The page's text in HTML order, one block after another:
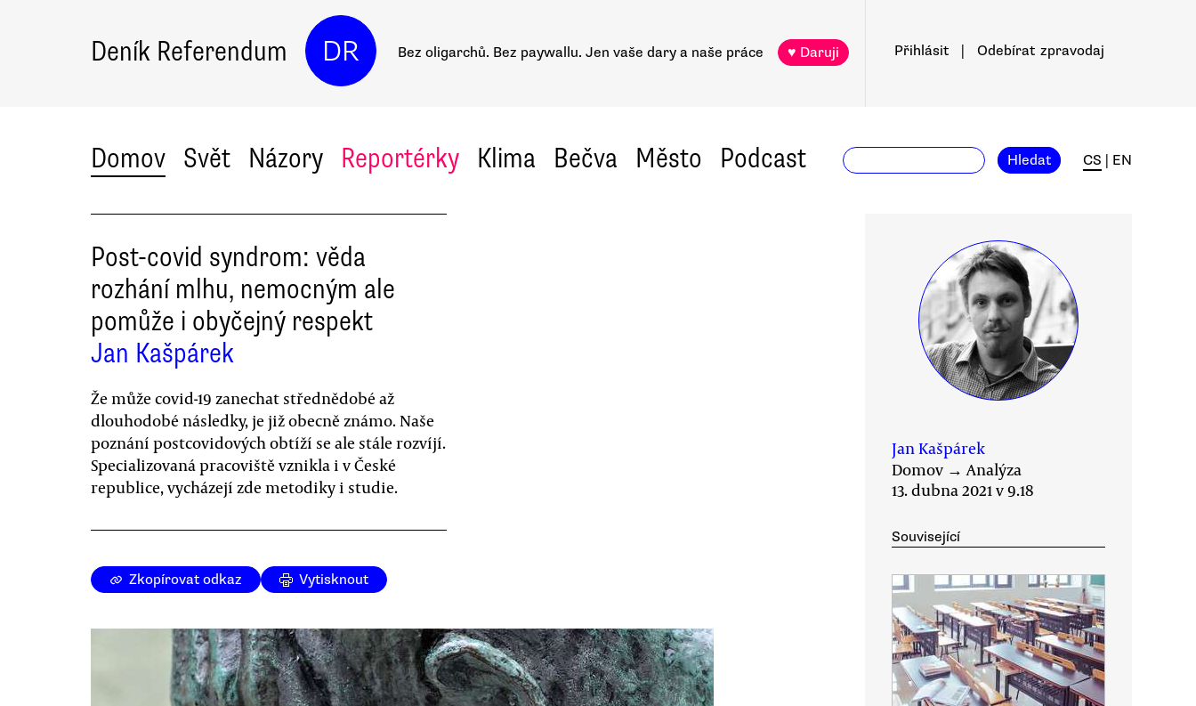
Deník Referendum DR Bez oligarchů. Bez paywallu. Jen vaše dary a naše práce ♥ Daruji Přihlásit Odebírat zpravodaj
Domov Svět Názory Reportérky Klima Bečva Město Podcast Hledat CS EN
Post-covid syndrom: věda
rozhání mlhu, nemocným ale
pomůže i obyčejný respekt
Jan Kašpárek
Že může covid-19 zanechat střednědobé až
dlouhodobé následky, je již obecně známo. Naše
poznání postcovidových obtíží se ale stále rozvíjí.
Specializovaná pracoviště vznikla i v České
republice, vycházejí zde metodiky i studie.
Zkopírovat odkaz Vytisknout
Jan Kašpárek
Domov →Analýza
13. dubna 2021 v 9.18
Související